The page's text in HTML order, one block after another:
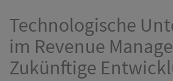
Technologische
im Revenue
Zukünftige